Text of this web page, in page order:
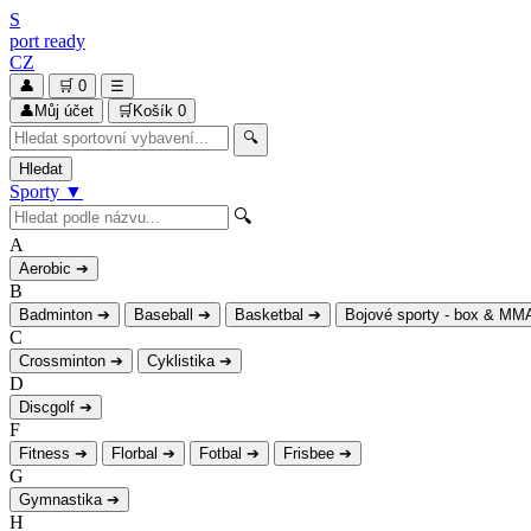
S
port ready
CZ
👤 🛒 0
☰
👤 Můj účet 🛒 Košík 0
🔍
Hledat
Sporty ▼
🔍
A
Aerobic ➔
B
Badminton ➔ Baseball ➔ Basketbal ➔ Bojové sporty - box &
C
Crossminton ➔ Cyklistika ➔
D
Discgolf ➔
F
Fitness ➔ Florbal ➔ Fotbal ➔ Frisbee ➔
G
Gymnastika ➔
H